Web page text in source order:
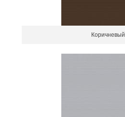
Коричневый